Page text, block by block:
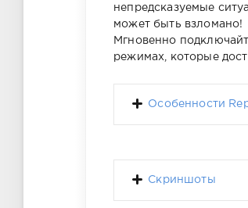
непредсказуемые
может быть взломано!
Мгновенно
режимах, которые
Особенности
Скриншоты